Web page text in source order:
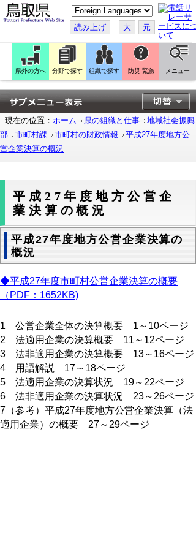
こ
の
ペ
ー
ジ
翻
訳
す
る
読み上げ 大 元
県外の方へ 分野で探す 組織で探す 防災 緊急 メニュー
現在の位置： ホーム 県の組織と仕事
地域社会振興
部
市町村課 市町村の財政情報
平成27年度地方公
営企業決算の概況
平成27年度地方公営企
業決算の概況
平成27年度地方公営企業決算の
概況
◆平成27年度市町村公営企業決算の概要
（PDF：1652KB)
1 公営企業全体の決算概要 1～10ページ
2 法適用企業の決算概要 11～12ページ
3 法非適用企業の決算概要 13～16ページ
4 用語解説 17～18ページ
5 法適用企業の決算状況 19～22ページ
6 法非適用企業の決算状況 23～26ページ
7（参考）平成27年度地方公営企業決算（法
適用企業）の概要 27～29ページ